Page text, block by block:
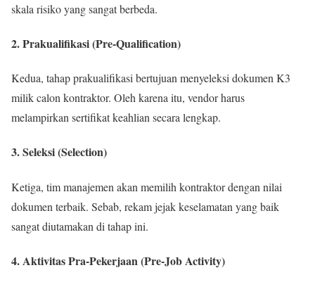
skala risiko yang sangat berbeda.
2. Prakualifikasi (Pre-Qualification)
Kedua, tahap prakualifikasi bertujuan menyeleksi dokumen K3
milik calon kontraktor. Oleh karena itu, vendor harus
melampirkan sertifikat keahlian secara lengkap.
3. Seleksi (Selection)
Ketiga, tim manajemen akan memilih kontraktor dengan nilai
dokumen terbaik. Sebab, rekam jejak keselamatan yang baik
sangat diutamakan di tahap ini.
4. Aktivitas Pra-Pekerjaan (Pre-Job Activity)